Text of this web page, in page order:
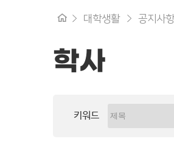
대학생활 공지사항
학사
키워드